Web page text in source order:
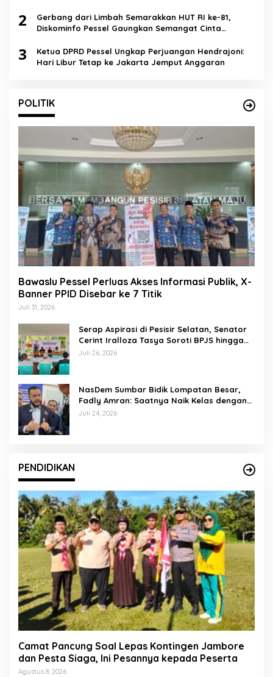
2
Gerbang dari Limbah Semarakkan HUT RI ke-81,
Diskominfo Pessel Gaungkan Semangat Cinta
3
Ketua DPRD Pessel Ungkap Perjuangan Hendrajoni:
Hari Libur Tetap ke Jakarta Jemput Anggaran
POLITIK
Bawaslu Pessel Perluas Akses Informasi Publik, X-
Banner PPID Disebar ke 7 Titik
Juli 31, 2026
Serap Aspirasi di Pesisir Selatan, Senator
Cerint Iralloza Tasya Soroti BPJS hingga
Kurikulum Merdeka
Juli 26, 2026
NasDem Sumbar Bidik Lompatan Besar,
Fadly Amran: Saatnya Naik Kelas dengan
Kader Berkualitas
Juli 24, 2026
PENDIDIKAN
Camat Pancung Soal Lepas Kontingen Jambore
dan Pesta Siaga, Ini Pesannya kepada Peserta
Agustus 8, 2026